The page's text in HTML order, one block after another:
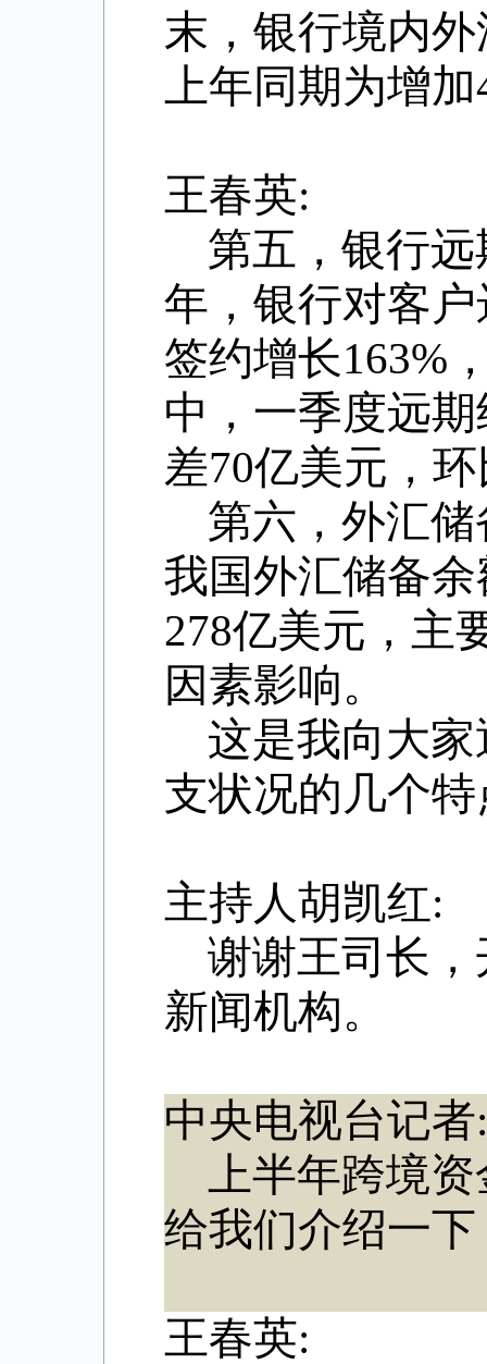
末，银行境内
上年同期为增
王春英:
第五，银行
年，银行对客
签约增长163%
中，一季度远
差70亿美元，
第六，外汇
我国外汇储备
278亿美元，主
因素影响。
这是我向大
支状况的几个
主持人胡凯红:
谢谢王司长
新闻机构。
中央电视台记者:
上半年跨境
给我们介绍一
王春英: